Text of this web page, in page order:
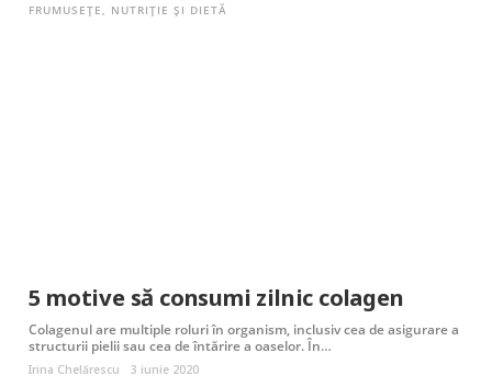
FRUMUSEȚE NUTRIȚIE ȘI DIETĂ
5 motive să consumi zilnic colagen
Colagenul are multiple roluri în organism, inclusiv cea de asigurare a
structurii pielii sau cea de întărire a oaselor. În…
Irina Chelărescu 3 iunie 2020